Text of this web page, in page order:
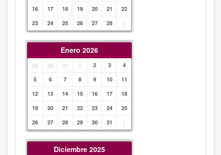
16
17 18 19 20 21
22
23
24 25 26 27 28 1
Enero 2026
29 30 31 1 2 3
4
5
6 7 8 9 10
11
12
13 14 15 16 17
18
19
20 21 22 23 24
25
26
27 28 29 30 31 1
Diciembre 2025